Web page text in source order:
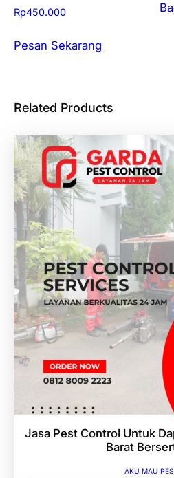
Rp450.000
Pesan Sekarang
Related Products
Jasa Pest Control Untuk
Barat
AKU MAU